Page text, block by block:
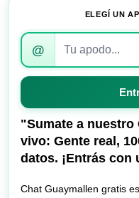
ELEGÍ UN
Introduce
apodo
para
entrar
al
@
"Sumate a nuestro
vivo: Gente real,
datos. ¡Entrás con
Chat Guaymallen gratis